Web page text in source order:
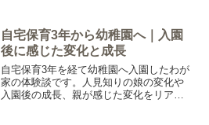
真を撮るときのポイントについて紹介し
ます。
自宅保育3年から幼稚園へ｜入園
後に感じた変化と成長
自宅保育3年を経て幼稚園へ入園したわが
家の体験談です。人見知りの娘の変化や
入園後の成長、親が感じた変化をリアル